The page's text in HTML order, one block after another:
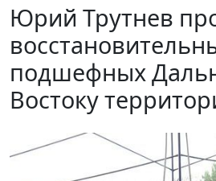
Юрий Трутнев
подшефных
Востоку